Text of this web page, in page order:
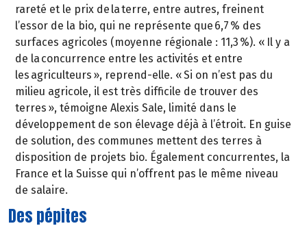
rareté et le prix de la terre, entre autres, freinent
l’essor de la bio, qui ne représente que 6,7 % des
surfaces agricoles (moyenne régionale : 11,3 %). « Il y a
de la concurrence entre les activités et entre
les agriculteurs », reprend-elle. « Si on n’est pas du
milieu agricole, il est très difficile de trouver des
terres », témoigne Alexis Sale, limité dans le
développement de son élevage déjà à l’étroit. En guise
de solution, des communes mettent des terres à
disposition de projets bio. Également concurrentes, la
France et la Suisse qui n’offrent pas le même niveau
de salaire.
Des pépites